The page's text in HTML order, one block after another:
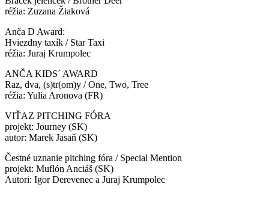
réžia: Zuzana Žiaková
Anča D Award:
Hviezdny taxík / Star Taxi
réžia: Juraj Krumpolec
ANČA KIDS´ AWARD
Raz, dva, (s)tr(om)y / One, Two, Tree
réžia: Yulia Aronova (FR)
VIŤAZ PITCHING FÓRA
projekt: Journey (SK)
autor: Marek Jasaň (SK)
Čestné uznanie pitching fóra / Special Mention
projekt: Muflón Anciáš (SK)
Autori: Igor Derevenec a Juraj Krumpolec